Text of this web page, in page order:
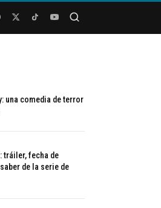
una comedia de terror
tráiler, fecha de
de la serie de